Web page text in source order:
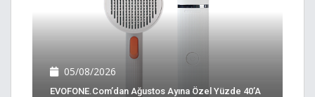
05/08/2026
EVOFONE.com’dan Ağustos Ayına Özel Yüzde 40’a